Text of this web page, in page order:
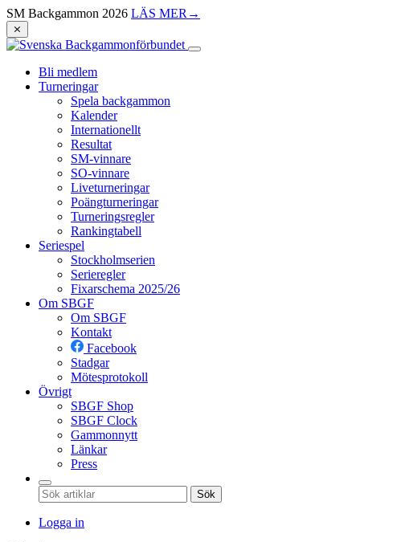
SM Backgammon 2026 LÄS MER →
⨯
Bli medlem
Turneringar
Spela backgammon
Kalender
Internationellt
Resultat
SM-vinnare
SO-vinnare
Liveturneringar
Poängturneringar
Turneringsregler
Rankingtabell
Seriespel
Stockholmserien
Serieregler
Fixarschema 2025/26
Om SBGF
Om SBGF
Kontakt
Facebook
Stadgar
Mötesprotokoll
Övrigt
SBGF Shop
SBGF Clock
Gammonnytt
Länkar
Press
Sök
Logga in